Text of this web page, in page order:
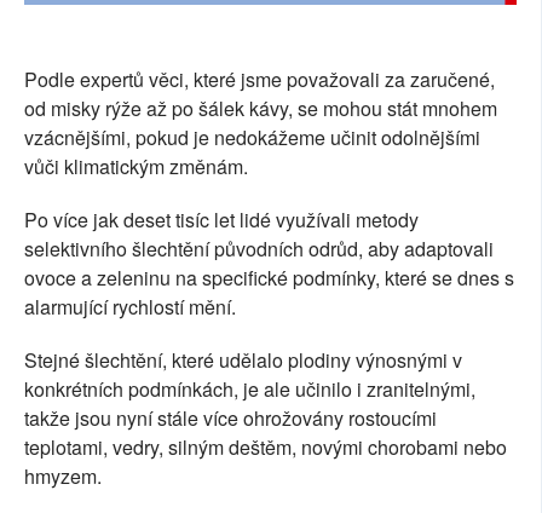
Podle expertů věci, které jsme považovali za zaručené,
od misky rýže až po šálek kávy, se mohou stát mnohem
vzácnějšími, pokud je nedokážeme učinit odolnějšími
vůči klimatickým změnám.
Po více jak deset tisíc let lidé využívali metody
selektivního šlechtění původních odrůd, aby adaptovali
ovoce a zeleninu na specifické podmínky, které se dnes s
alarmující rychlostí mění.
Stejné šlechtění, které udělalo plodiny výnosnými v
konkrétních podmínkách, je ale učinilo i zranitelnými,
takže jsou nyní stále více ohrožovány rostoucími
teplotami, vedry, silným deštěm, novými chorobami nebo
hmyzem.